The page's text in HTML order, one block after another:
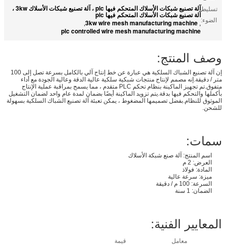
تسليط
الضوء:
آلة تصنيع شبكات الأسلاك المتحكم فيها plc ، آلة تصنيع شبكات الأسلاك 3kw ،
آلة تصنيع شبكات الأسلاك المتحكم فيها plc
,
3kw wire mesh manufacturing machine
,
plc controlled wire mesh manufacturing machine
وصف المنتج:
إن آلة تصنيع الشباك السلكية هي عبارة عن خط إنتاج آلي بالكامل بسرعة تصل إلى 100
متر / دقيقة.إنه مصمم لإنتاج منتجات شبكية سلكية عالية الدقة وعالية الجودة مع أداء
متفوق.تم تجهيز الماكينة بنظام تحكم PLC متقدم ، مما يسمح بمراقبة عملية الإنتاج
بأكملها والتحكم فيها بدقة.يتم تزويد الماكينة أيضًا بضمان لمدة عام واحد لضمان التشغيل
الموثوق للنظام.بفضل تصميمها المضغوط ، يمكن تعبئة آلة تصنيع الشباك السلكية بسهولة
للشحن.
سمات:
اسم المنتج: آلة صنع شبكة الأسلاك
العرض: 2 م
المادة: فولاذ
ميزة: سرعة عالية
السرعة: 100 م / دقيقة
الضمان: 1 سنة
المعايير الفنية:
معامل
قيمة